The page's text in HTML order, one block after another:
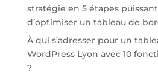
stratégie en 5 étapes
d’optimiser un tableau de
À qui s’adresser pour un
WordPress Lyon avec 10
?